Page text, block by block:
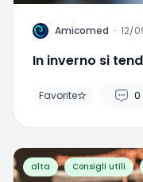
A Amicomed · 12/
In inverno si
Favorite 0
alta Consigli utili